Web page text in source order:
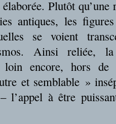
Plutôt
antiques, les
se voient
Ainsi reliée,
loin encore, hors
et semblable »
l’appel à être